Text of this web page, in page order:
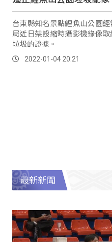
台東縣知名景點鯉魚山公園
局近日架設縮時攝影機錄像
垃圾的證據。
2022-01-04 20:21
最新新聞